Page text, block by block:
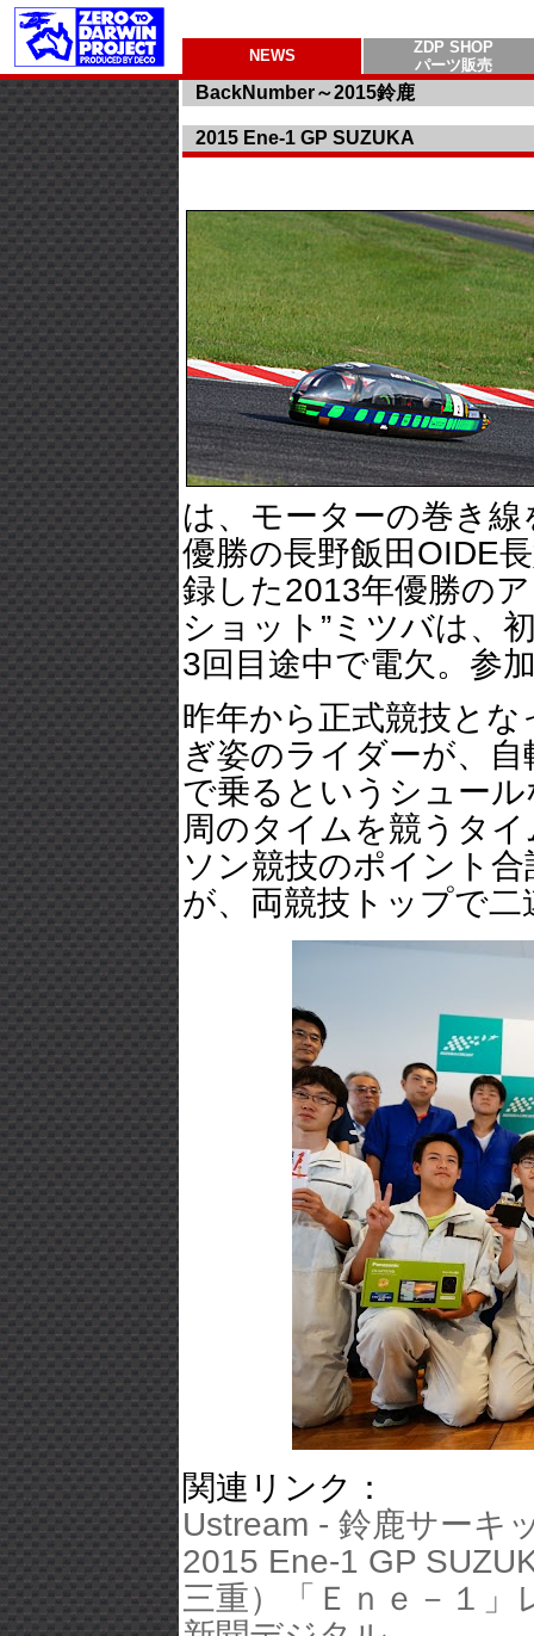
NEWS
ZDP SHOP
パーツ販売
BackNumber～2015鈴鹿
2015 Ene-1 GP SUZUKA
は、モーターの巻き
優勝の長野飯田OIDE
録した2013年優勝の
ショット”ミツバは、
3回目途中で電欠。参
昨年から正式競技と
ぎ姿のライダーが、
で乗るというシュー
周のタイムを競うタ
ソン競技のポイント
が、両競技トップで
関連リンク：
Ustream - 鈴鹿サーキ
2015 Ene-1 GP
三重）「Ｅｎｅ－１